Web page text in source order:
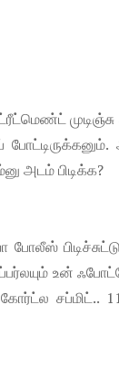
ட்ரீட்மெண்ட்
அடம் பிடிக்க?
உன்